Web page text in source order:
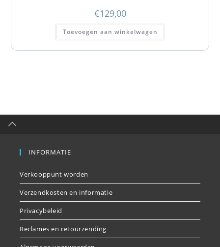
€129,00
Toevoegen aan winkelwagen
INFORMATIE
Verkooppunt worden
Verzendkosten en informatie
Privacybeleid
Reclames en retourzending